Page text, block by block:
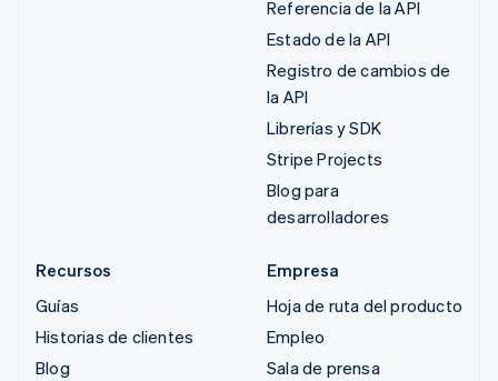
Referencia de la API
Estado de la API
Registro de cambios de
la API
Librerías y SDK
Stripe Projects
Blog para
desarrolladores
Recursos
Guías
Historias de clientes
Blog
Empresa
Hoja de ruta del producto
Empleo
Sala de prensa